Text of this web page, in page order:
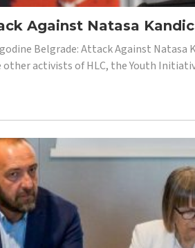
Against Natasa
godine Belgrade: Attack Against
other activists of HLC, the Youth